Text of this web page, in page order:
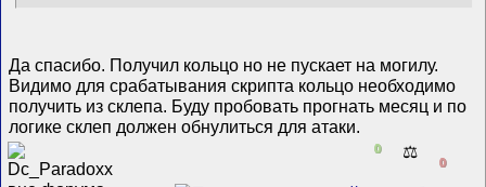
Да спасибо. Получил кольцо но не пускает на могилу.
Видимо для срабатывания скрипта кольцо необходимо
получить из склепа. Буду пробовать прогнать месяц и по
логике склеп должен обнулиться для атаки.
0 ⚖️
0